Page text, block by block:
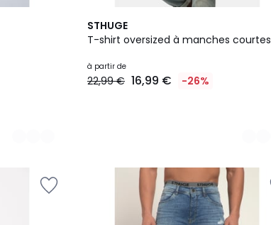
STHUGE
T-shirt oversized à manches courtes
à partir de
22,99 € 16,99 € -26%
10
Couleurs